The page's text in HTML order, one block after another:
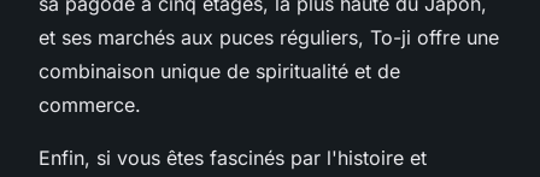
et ses marchés aux puces réguliers, To-ji offre une
combinaison unique de spiritualité et de
commerce.
Enfin, si vous êtes fascinés par l'histoire et